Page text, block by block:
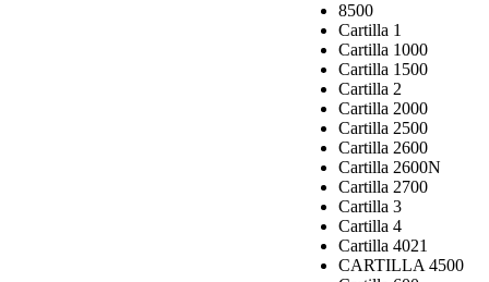
8500
Cartilla 1
Cartilla 1000
Cartilla 1500
Cartilla 2
Cartilla 2000
Cartilla 2500
Cartilla 2600
Cartilla 2600N
Cartilla 2700
Cartilla 3
Cartilla 4
Cartilla 4021
CARTILLA 4500